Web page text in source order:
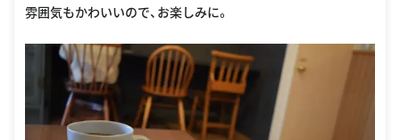
雰囲気もかわいいので、お楽しみに。